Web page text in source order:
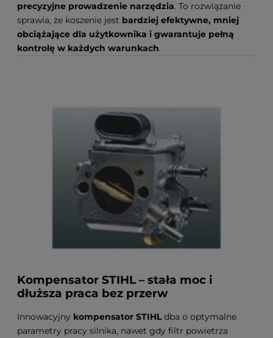
precyzyjne prowadzenie narzędzia. To rozwiązanie
sprawia, że koszenie jest bardziej efektywne, mniej
obciążające dla użytkownika i gwarantuje pełną
kontrolę w każdych warunkach.
Kompensator STIHL – stała moc i
dłuższa praca bez przerw
Innowacyjny kompensator STIHLdba o optymalne
parametry pracy silnika, nawet gdy filtr powietrza